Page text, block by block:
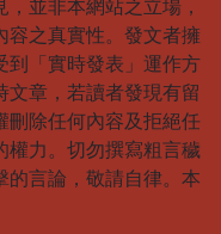
並非本網站之立場，
容之真實性。發文者擁
到「實時發表」運作方
文章，若讀者發現有留
刪除任何內容及拒絕任
權力。切勿撰寫粗言穢
的言論，敬請自律。本